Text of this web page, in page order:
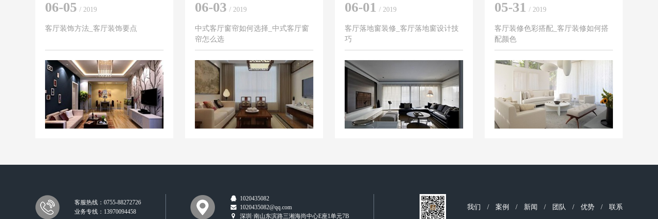
06-05 / 2019
客厅装饰方法_客厅装饰要点
06-03 / 2019
中式客厅窗帘如何选择_中式客厅窗
帘怎么选
06-01 / 2019
客厅落地窗装修_客厅落地窗设计技
巧
05-31 / 2019
客厅装修色彩搭配_客厅装修如何搭
配颜色
客服热线：0755-88272726
业务专线：13970094458
1020435082
1020435082@qq.com
深圳·南山东滨路三湘海尚中心E座1单元7B
我们 / 案例 / 新闻 / 团队 / 优势 / 联系